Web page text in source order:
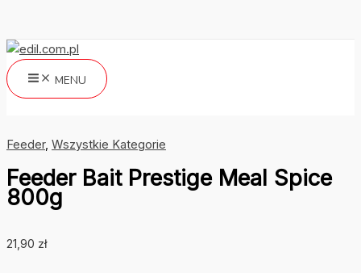
treści
MENU
Feeder, Wszystkie Kategorie
Feeder Bait Prestige Meal Spice
800g
21,90 zł